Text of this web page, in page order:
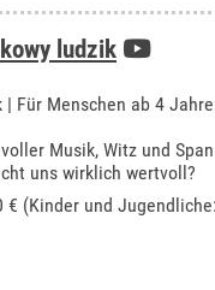
ludzik
Für Menschen ab 4
Musik, Witz und
uns wirklich wertvoll?
€ (Kinder und